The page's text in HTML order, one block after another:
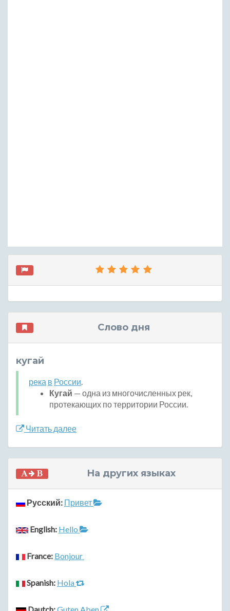
Слово дня
кугай
река в России.
Кугай — одна из многочисленных рек,
протекающих по территории России.
Читать далее
На других языках
Русский: Привет
English: Hello
France: Bonjour
Spanish: Hola